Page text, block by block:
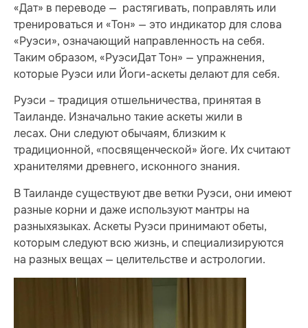
«Дат» в переводе — растягивать, поправлять или
тренироваться и «Тон» — это индикатор для слова
«Руэси», означающий направленность на себя.
Таким образом, «РуэсиДат Тон» — упражнения,
которые Руэси или Йоги-аскеты делают для себя.
Руэси – традиция отшельничества, принятая в
Таиланде. Изначально такие аскеты жили в
лесах. Они следуют обычаям, близким к
традиционной, «посвященческой» йоге. Их считают
хранителями древнего, исконного знания.
В Таиланде существуют две ветки Руэси, они имеют
разные корни и даже используют мантры на
разныхязыках. Аскеты Руэси принимают обеты,
которым следуют всю жизнь, и специализируются
на разных вещах — целительстве и астрологии.